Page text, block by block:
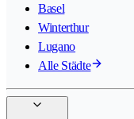
Basel
Winterthur
Lugano
Alle Städte